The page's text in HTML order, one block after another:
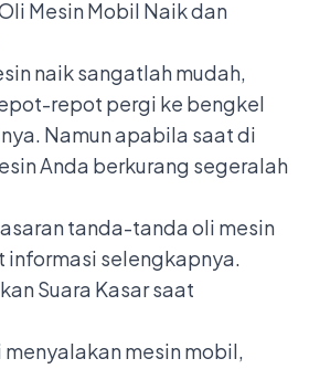
Mesin Mobil Naik dan
naik sangatlah mudah,
repot pergi ke bengkel
Namun apabila saat di
Anda berkurang segeralah
tanda-tanda oli mesin
informasi selengkapnya.
Suara Kasar saat
mesin mobil,